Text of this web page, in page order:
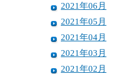
2021年06月
2021年05月
2021年04月
2021年03月
2021年02月